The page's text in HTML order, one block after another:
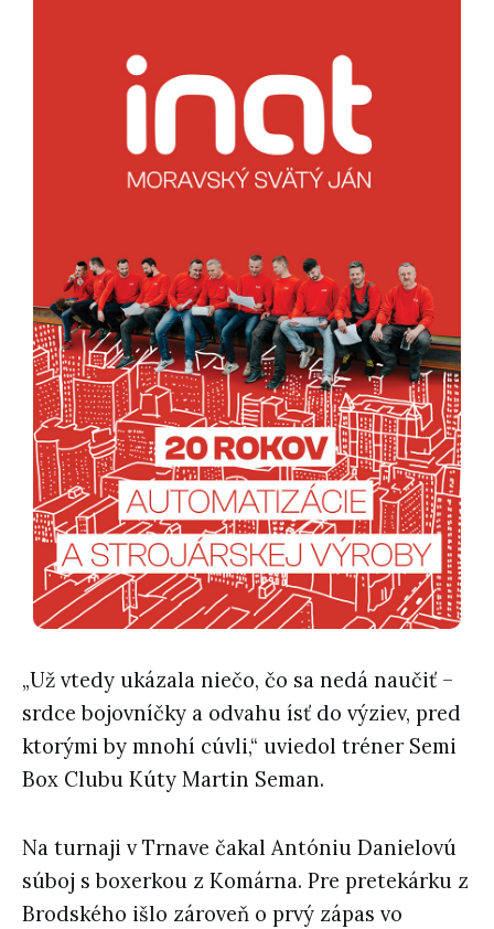
„Už vtedy ukázala niečo, čo sa nedá naučiť –
srdce bojovníčky a odvahu ísť do výziev, pred
ktorými by mnohí cúvli,“ uviedol tréner Semi
Box Clubu Kúty Martin Seman.
Na turnaji v Trnave čakal Antóniu Danielovú
súboj s boxerkou z Komárna. Pre pretekárku z
Brodského išlo zároveň o prvý zápas vo